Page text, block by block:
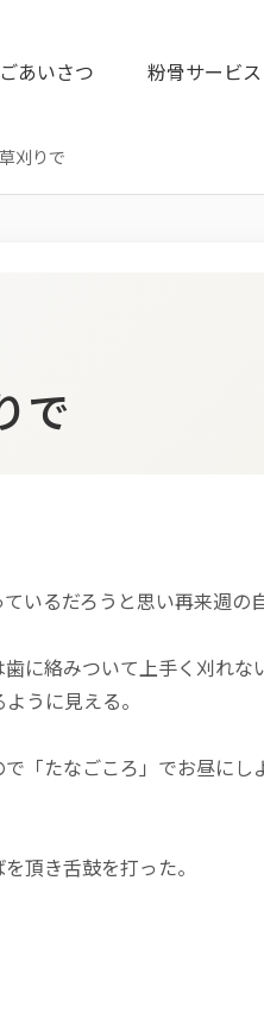
ごあいさつ 粉骨サービス
刈りで
で
いるだろうと思い再来週
に絡みついて上手く刈れな
うに見える。
「たなごころ」でお昼に
頂き舌鼓を打った。